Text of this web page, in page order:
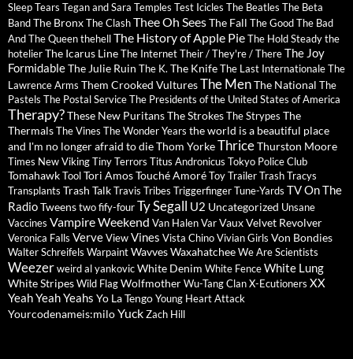
SleepTears Tegan and Sara Temples Test Icicles The Beatles The Beta
BandThe BronxThe ClashThee Oh SeesThe Fall The Good The Bad
And The QueenthehellThe History of Apple PieThe Hold Steadythe
hotelierThe Icarus LineThe InternetTheir / They're / ThereThe Joy
FormidableThe Julie Ruin The K. The KnifeThe Last InternationaleThe
Lawrence Arms Them Crooked VulturesThe MenThe National The
Pastels The Postal ServiceThe Presidents of the United States of America
Therapy?These New PuritansThe StrokesThe Strypes The
ThermalsThe Vines The Wonder Years the world is a beautiful place
and I'm no longer afraid to dieThom YorkeThriceThurston Moore
Times New VikingTiny Terrors Titus Andronicus Tokyo Police Club
TomahawkToolTori AmosTouché AmoréToyTrailer Trash Tracys
Transplants Trash TalkTravis Tribes TriggerfingerTune-Yards TV On The
RadioTweenstwo fify-fourTy Segall U2 Uncategorized Unsane
Vaccines Vampire Weekend Van HalenVarVauxVelvet Revolver
Veronica Falls VerveViewVines Vista ChinoVivian Girls Von Bondies
Walter Schreifels WarpaintWavvesWaxahatcheeWe Are Scientists
Weezerweird al yankovicWhite Denim White FenceWhite Lung
White StripesWild FlagWolfmotherWu-Tang ClanX-Ecutioners XX
Yeah Yeah Yeahs Yo La TengoYoung Heart Attack
Yourcodenameis:miloYuckZach Hill